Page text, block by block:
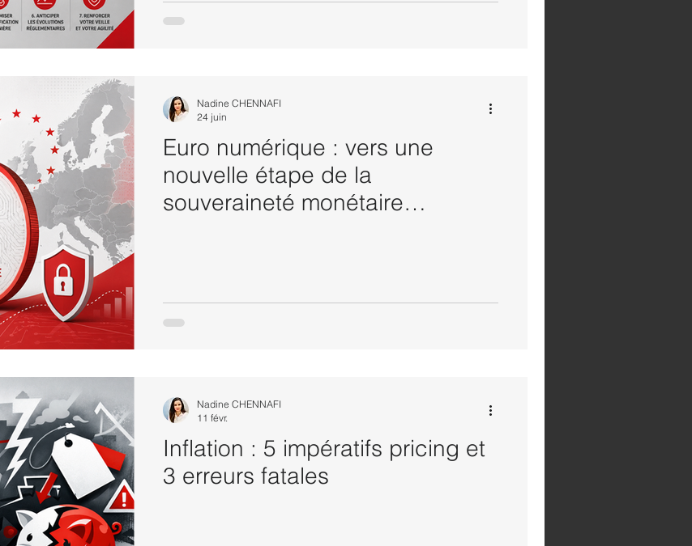
Euro numérique : vers une
nouvelle étape de la
souveraineté monétaire
Nadine CHENNAFI
24 juin
Inflation : 5 impératifs pricing et
3 erreurs fatales
Nadine CHENNAFI
11 févr.